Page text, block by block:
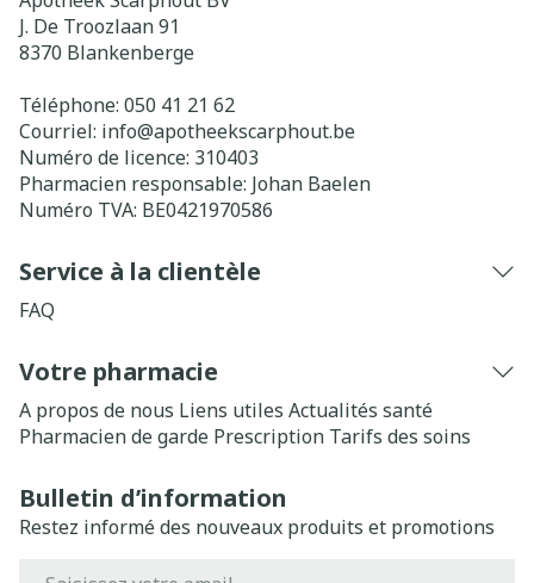
J. De Troozlaan 91
8370 Blankenberge
Téléphone: 050 41 21 62
Courriel: info@apotheekscarphout.be
Numéro de licence: 310403
Pharmacien responsable: Johan Baelen
Numéro TVA: BE0421970586
Service à la clientèle
FAQ
Votre pharmacie
A propos de nous Liens utiles Actualités santé
Pharmacien de garde Prescription Tarifs des soins
Bulletin d’information
Restez informé des nouveaux produits et promotions